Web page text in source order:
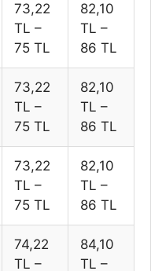
73,22
TL –
75 TL
82,10
TL –
86 TL
73,22
TL –
75 TL
82,10
TL –
86 TL
73,22
TL –
75 TL
82,10
TL –
86 TL
74,22
TL –
84,10
TL –